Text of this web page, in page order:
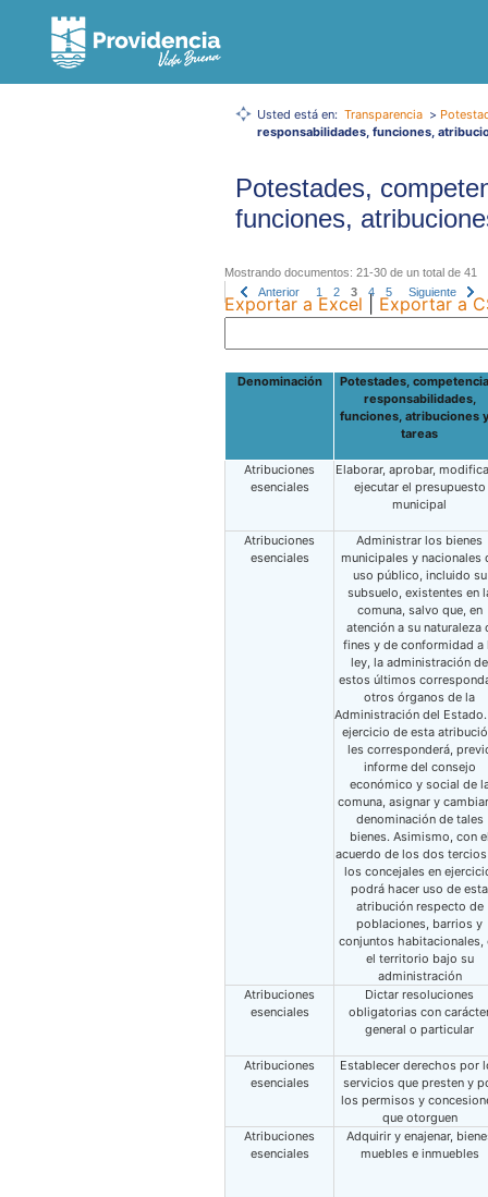
Usted está en: Transparencia >
responsabilidades, funciones,
Potestades,
funciones,
Mostrando documentos: 21-30 de un total de 41
Anterior
1 2 3 4 5 Siguiente
Exportar a Excel Exportar a
Denominación
Potestades,
responsabilidades,
funciones, atribuciones
tareas
Atribuciones
esenciales
Elaborar, aprobar,
ejecutar el presupuesto
municipal
Atribuciones
esenciales
Administrar los bienes
municipales y nacionales
uso público, incluido su
subsuelo, existentes en
comuna, salvo que, en
atención a su naturaleza
fines y de conformidad a
ley, la administración de
estos últimos
otros órganos de la
Administración del Estado.
ejercicio de esta
les corresponderá,
informe del consejo
económico y social de
comuna, asignar y
denominación de tales
bienes. Asimismo, con
acuerdo de los dos
los concejales en
podrá hacer uso de esta
atribución respecto de
poblaciones, barrios y
conjuntos habitacionales,
el territorio bajo su
administración
Atribuciones
esenciales
Dictar resoluciones
obligatorias con
general o particular
Atribuciones
esenciales
Establecer derechos por
servicios que presten y
los permisos y
que otorguen
Atribuciones
esenciales
Adquirir y enajenar,
muebles e inmuebles